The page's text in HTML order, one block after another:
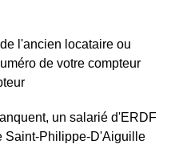
l'ancien locataire ou
de votre compteur
un salarié d'ERDF
Saint-Philippe-D'Aiguille